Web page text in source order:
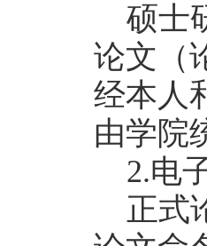
硕士
论文（
经本人
由学院
2.电
正式